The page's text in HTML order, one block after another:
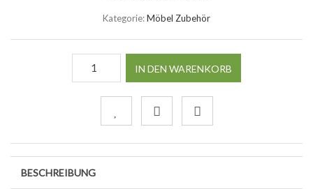
Kategorie:Möbel Zubehör
IN DEN WARENKORB
BESCHREIBUNG